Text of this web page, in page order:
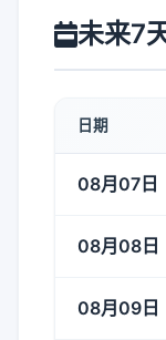
未来7
日期
08月07日
08月08日
08月09日